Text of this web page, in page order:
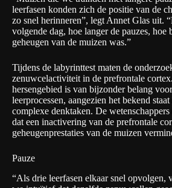
leerfasen konden zich de positie van de
zo snel herinneren”, legt Annet Glas uit.
volgende dag, hoe langer de pauzes, hoe
geheugen van de muizen was.”
Tijdens de labyrinttest maten de
zenuwcelactiviteit in de prefrontale
hersengebied is van bijzonder belang voor
leerprocessen, aangezien het bekend
complexe denktaken. De wetenschappers
dat een inactivering van de prefrontale
geheugenprestaties van de muizen
Pauze
“Als drie leerfasen elkaar snel opvolgen,